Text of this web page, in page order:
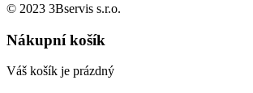
© 2023 3Bservis s.r.o.
Nákupní košík
Váš košík je prázdný